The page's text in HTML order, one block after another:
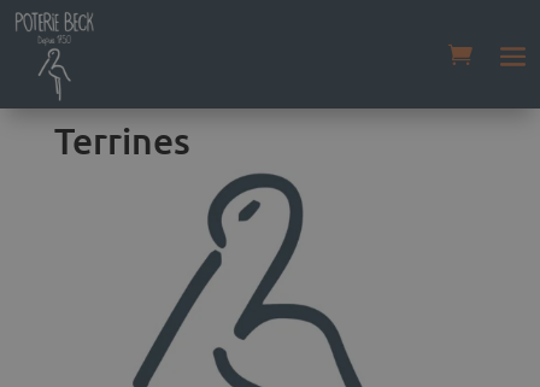
Accueil
Terrines